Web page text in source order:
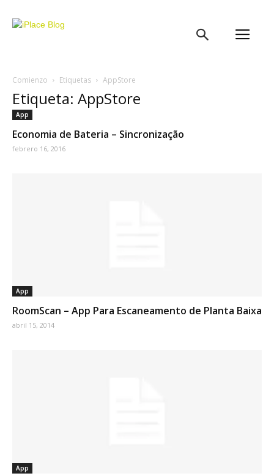
Comienzo Etiquetas AppStore
Etiqueta: AppStore
App
Economia de Bateria – Sincronização
febrero 16, 2016
App
RoomScan – App Para Escaneamento de Planta Baixa
abril 15, 2014
App